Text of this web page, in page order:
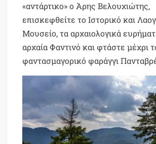
«αντάρτικο» ο Άρης Βελουχιώτης,
επισκεφθείτε το Ιστορικό και
Μουσείο, τα αρχαιολογικά
αρχαία Φαντινό και φτάστε μέχρι
φαντασμαγορικό φαράγγι